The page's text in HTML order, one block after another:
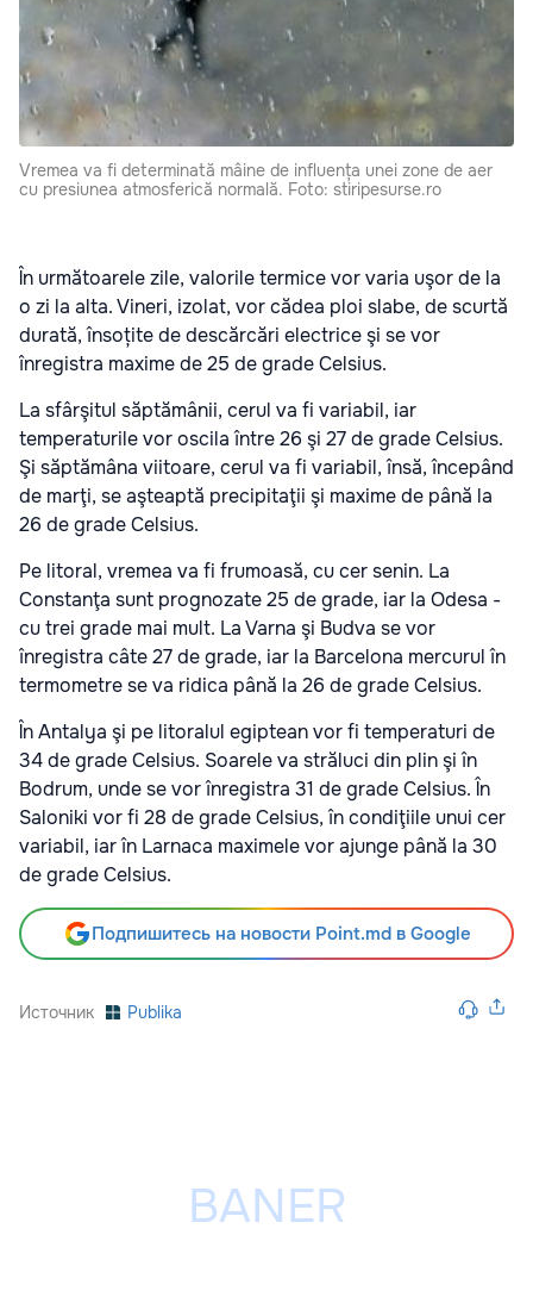
Vremea va fi determinată mâine de influența unei zone de aer
cu presiunea atmosferică normală. Foto: stiripesurse.ro
În următoarele zile, valorile termice vor varia uşor de la
o zi la alta. Vineri, izolat, vor cădea ploi slabe, de scurtă
durată, însoțite de descărcări electrice şi se vor
înregistra maxime de 25 de grade Celsius.
La sfârşitul săptămânii, cerul va fi variabil, iar
temperaturile vor oscila între 26 şi 27 de grade Celsius.
Şi săptămâna viitoare, cerul va fi variabil, însă, începând
de marţi, se aşteaptă precipitaţii şi maxime de până la
26 de grade Celsius.
Pe litoral, vremea va fi frumoasă, cu cer senin. La
Constanţa sunt prognozate 25 de grade, iar la Odesa -
cu trei grade mai mult. La Varna şi Budva se vor
înregistra câte 27 de grade, iar la Barcelona mercurul în
termometre se va ridica până la 26 de grade Celsius.
În Antalya şi pe litoralul egiptean vor fi temperaturi de
34 de grade Celsius. Soarele va străluci din plin şi în
Bodrum, unde se vor înregistra 31 de grade Celsius. În
Saloniki vor fi 28 de grade Celsius, în condiţiile unui cer
variabil, iar în Larnaca maximele vor ajunge până la 30
de grade Celsius.
Подпишитесь на новости Point.md в Google
Источник Publika